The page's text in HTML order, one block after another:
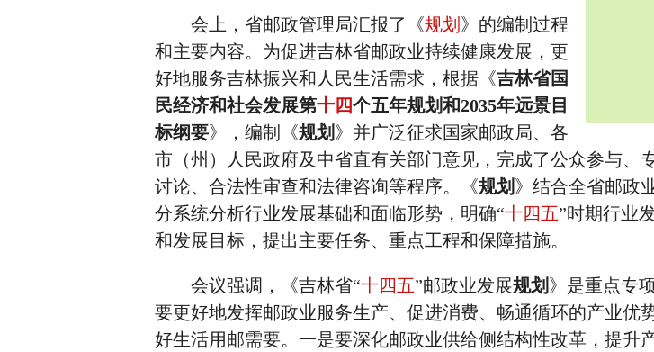
会上，省邮政管理局汇报了《规划 》的编制过程
和主要内容。为促进吉林省邮政业持续健康发展，更
好地服务吉林振兴和人民生活需求，根据《吉林省国
民经济和社会发展第十四个五年规划和2035年远景目
标纲要》，编制《规划 》并广泛征求国家邮政局、各
市（州）人民政府及中省直有关部门意见，完成了公众参与、
讨论、合法性审查和法律咨询等程序。《规划 》结合全省邮政
分系统分析行业发展基础和面临形势，明确“十四五”时期行业
和发展目标，提出主要任务、重点工程和保障措施。
会议强调，《吉林省“十四五”邮政业发展规划 》是重点专
要更好地发挥邮政业服务生产、促进消费、畅通循环的产业优
好生活用邮需要。一是要深化邮政业供给侧结构性改革，提升